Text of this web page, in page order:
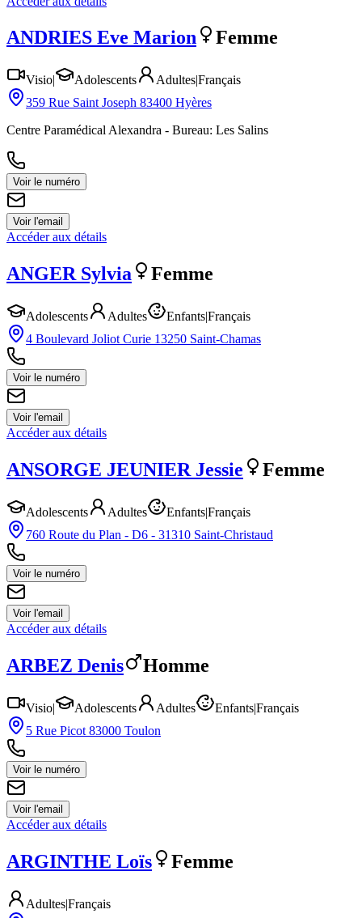
ANDRIES Eve Marion Femme
Visio| Adolescents Adultes|Français
359 Rue Saint Joseph 83400 Hyères
Centre Paramédical Alexandra - Bureau: Les Salins
Voir le numéro
Voir l'email
Accéder aux détails
ANGER Sylvia Femme
Adolescents Adultes Enfants|Français
4 Boulevard Joliot Curie 13250 Saint-Chamas
Voir le numéro
Voir l'email
Accéder aux détails
ANSORGE JEUNIER Jessie Femme
Adolescents Adultes Enfants|Français
760 Route du Plan - D6 - 31310 Saint-Christaud
Voir le numéro
Voir l'email
Accéder aux détails
ARBEZ Denis Homme
Visio| Adolescents Adultes Enfants|Français
5 Rue Picot 83000 Toulon
Voir le numéro
Voir l'email
Accéder aux détails
ARGINTHE Loïs Femme
Adultes|Français